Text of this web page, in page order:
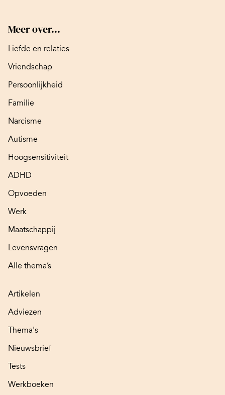
Meer over...
Liefde en relaties
Vriendschap
Persoonlijkheid
Familie
Narcisme
Autisme
Hoogsensitiviteit
ADHD
Opvoeden
Werk
Maatschappij
Levensvragen
Alle thema’s
Artikelen
Adviezen
Thema's
Nieuwsbrief
Tests
Werkboeken